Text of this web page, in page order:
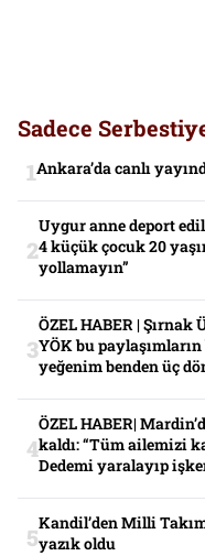
Sadece
Ankara’da canlı
Uygur anne deport
4 küçük çocuk 20
yollamayın”
ÖZEL HABER |
YÖK bu
yeğenim benden üç
ÖZEL HABER|
kaldı: “Tüm ailemizi
Dedemi yaralayıp
Kandil’den Milli
yazık oldu